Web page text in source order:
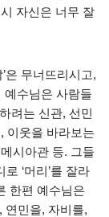
자신은 너무 잘
은 무너뜨리시고,
예수님은 사람들
려는 신관, 선민
이웃을 바라보는
시아관 등. 그들
로 ‘머리’를 잘라
한편 예수님은
연민을, 자비를,